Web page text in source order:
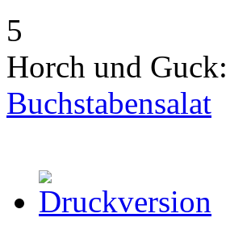
5
Horch und Guck:
Buchstabensalat